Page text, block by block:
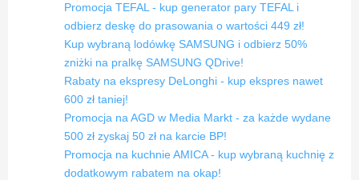
Promocja TEFAL - kup generator pary TEFAL i
odbierz deskę do prasowania o wartości 449 zł!
Kup wybraną lodówkę SAMSUNG i odbierz 50%
zniżki na pralkę SAMSUNG QDrive!
Rabaty na ekspresy DeLonghi - kup ekspres nawet
600 zł taniej!
Promocja na AGD w Media Markt - za każde wydane
500 zł zyskaj 50 zł na karcie BP!
Promocja na kuchnie AMICA - kup wybraną kuchnię z
dodatkowym rabatem na okap!